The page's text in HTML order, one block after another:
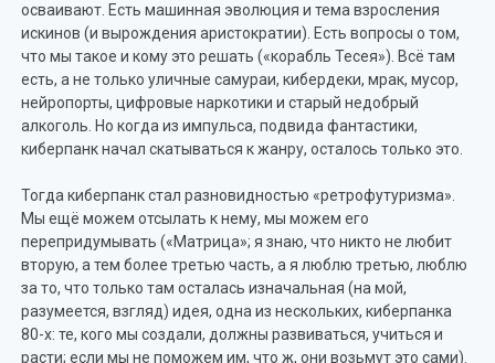
осваивают. Есть машинная эволюция и тема взросления
искинов (и вырождения аристократии). Есть вопросы о том,
что мы такое и кому это решать («корабль Тесея»). Всё там
есть, а не только уличные самураи, кибердеки, мрак, мусор,
нейропорты, цифровые наркотики и старый недобрый
алкоголь. Но когда из импульса, подвида фантастики,
киберпанк начал скатываться к жанру, осталось только это.
Тогда киберпанк стал разновидностью «ретрофутуризма».
Мы ещё можем отсылать к нему, мы можем его
перепридумывать («Матрица»; я знаю, что никто не любит
вторую, а тем более третью часть, а я люблю третью, люблю
за то, что только там осталась изначальная (на мой,
разумеется, взгляд) идея, одна из нескольких, киберпанка
80-х: те, кого мы создали, должны развиваться, учиться и
расти; если мы не поможем им, что ж, они возьмут это сами).